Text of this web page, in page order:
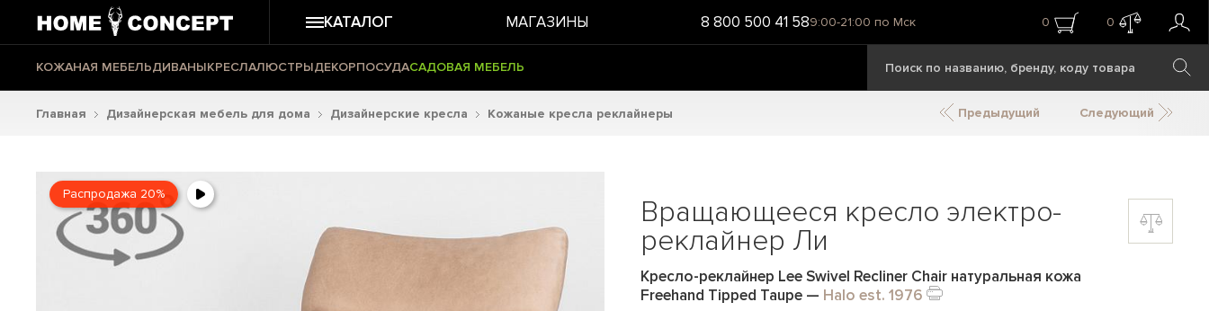
КАТАЛОГ МАГАЗИНЫ 8 800 500 41 589:00-21:00 по Мск 0 0
КОЖАНАЯ МЕБЕЛЬДИВАНЫКРЕСЛАЛЮСТРЫДЕКОРПОСУДАСАДОВАЯ МЕБЕЛЬ
Главная Дизайнерская мебель для дома Дизайнерские кресла Кожаные кресла реклайнеры Предыдущий Следующий
Распродажа 20%
Вращающееся кресло электро-
реклайнер Ли
Кресло-реклайнер Lee Swivel Recliner Chair натуральная кожа
Freehand Tipped Taupe — Halo est. 1976